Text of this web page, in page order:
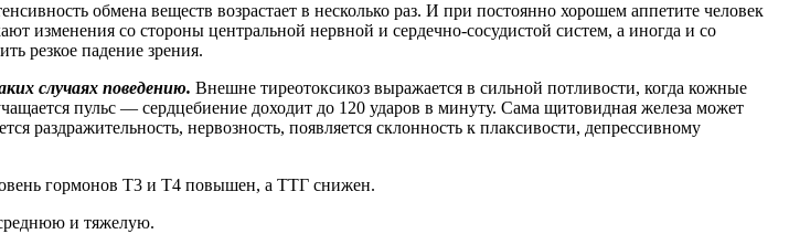
обмена веществ возрастает в несколько раз. И при постоянно хорошем аппетите человек
изменения со стороны центральной нервной и сердечно-сосудистой систем, а иногда и со
резкое падение зрения.
случаях поведению. Внешне тиреотоксикоз выражается в сильной потливости, когда кожные
пульс — сердцебиение доходит до 120 ударов в минуту. Сама щитовидная железа может
раздражительность, нервозность, появляется склонность к плаксивости, депрессивному
гормонов Т3 и Т4 повышен, а ТТГ снижен.
и тяжелую.